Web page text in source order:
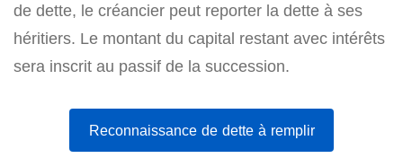
de dette, le créancier peut reporter la dette à ses
héritiers. Le montant du capital restant avec intérêts
sera inscrit au passif de la succession.
Reconnaissance de dette à remplir